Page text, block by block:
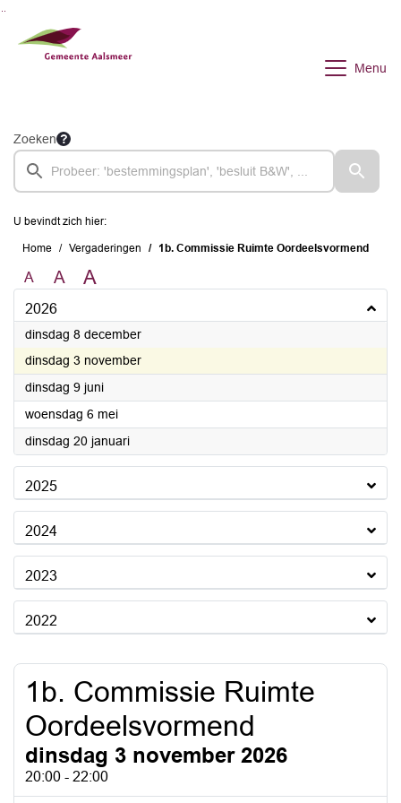
Menu
Zoeken
U bevindt zich hier:
Home Vergaderingen 1b. Commissie Ruimte Oordeelsvormend
A A A
2026
dinsdag 8 december2026
dinsdag 3 november2026
dinsdag 9 juni2026
woensdag 6 mei2026
dinsdag 20 januari2026
2025
2024
2023
2022
1b. Commissie Ruimte
Oordeelsvormend
dinsdag 3 november 2026
20:00 - 22:00